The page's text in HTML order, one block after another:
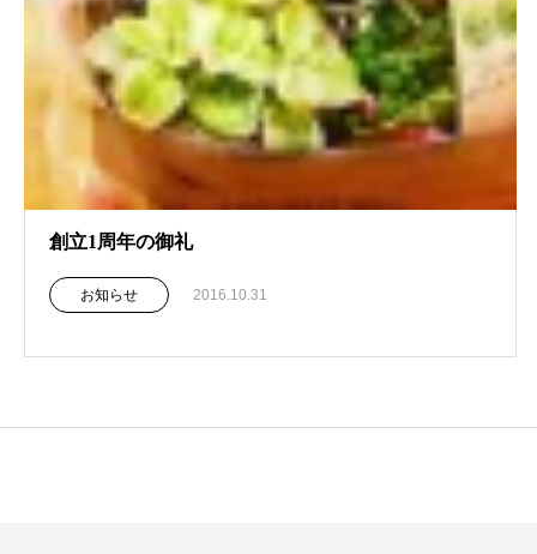
創立1周年の御礼
お知らせ 2016.10.31